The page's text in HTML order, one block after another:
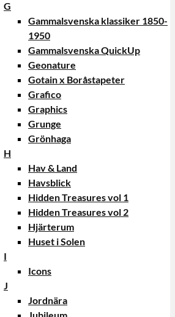
G
Gammalsvenska klassiker 1850-
1950
Gammalsvenska QuickUp
Geonature
Gotain x Boråstapeter
Grafico
Graphics
Grunge
Grönhaga
H
Hav & Land
Havsblick
Hidden Treasures vol 1
Hidden Treasures vol 2
Hjärterum
Huset i Solen
I
Icons
J
Jordnära